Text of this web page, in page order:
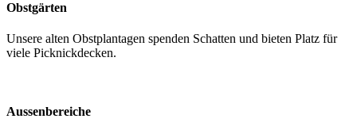
Obstgärten
Unsere alten Obstplantagen spenden Schatten und bieten Platz für
viele Picknickdecken.
Aussenbereiche